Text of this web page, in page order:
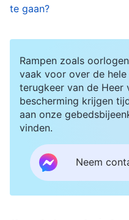
de waarheid
bezeten zijn; ze
hebben de waarheid
niet uitdrukken. Waar
christussen dan op
Ten eerste
valse profetieën; ten
te gaan?
Rampen zoals
vaak voor over de
terugkeer van de Heer
bescherming krijgen
aan onze
vinden.
Neem